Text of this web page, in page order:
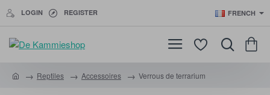
LOGIN REGISTER FRENCH
Reptiles Accessoires Verrous de terrarium